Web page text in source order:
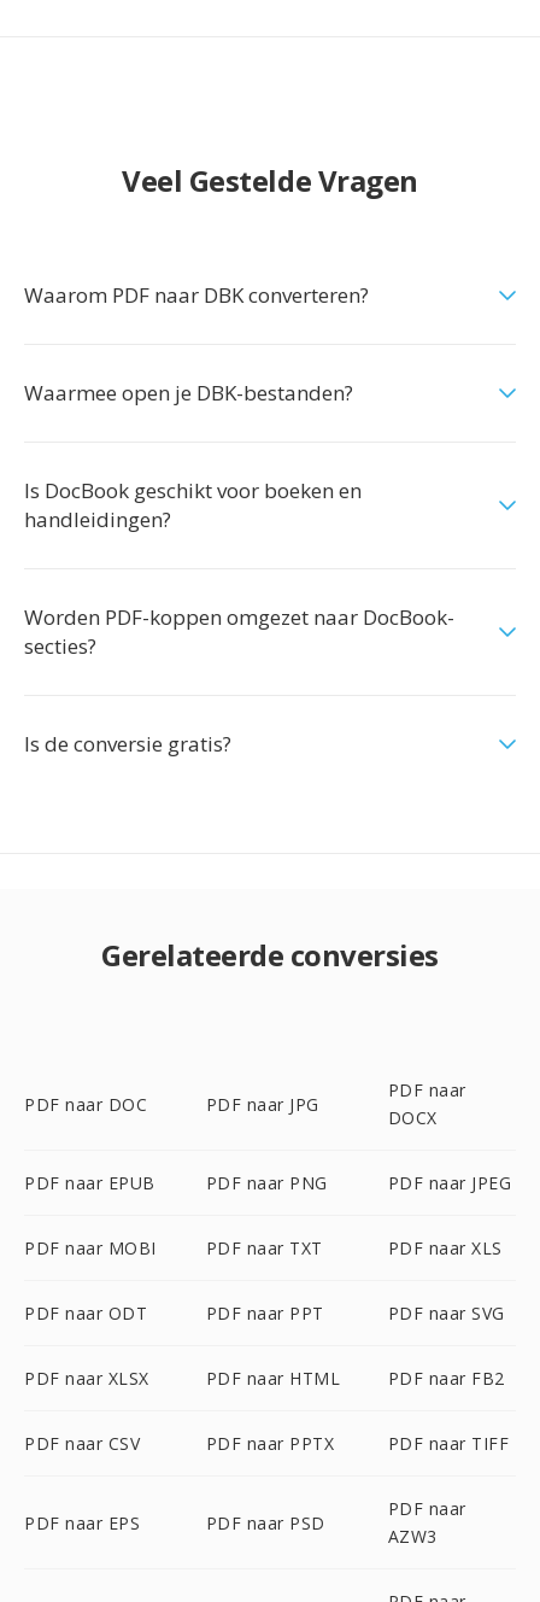
Veel Gestelde Vragen
Waarom PDF naar DBK converteren?
Waarmee open je DBK-bestanden?
Is DocBook geschikt voor boeken en
handleidingen?
Worden PDF-koppen omgezet naar DocBook-
secties?
Is de conversie gratis?
Gerelateerde conversies
PDF naar DOC PDF naar JPG
PDF naar
DOCX
PDF naar EPUB PDF naar PNG PDF naar JPEG
PDF naar MOBI PDF naar TXT PDF naar XLS
PDF naar ODT PDF naar PPT PDF naar SVG
PDF naar XLSX PDF naar HTML PDF naar FB2
PDF naar CSV PDF naar PPTX PDF naar TIFF
PDF naar EPS PDF naar PSD
PDF naar
AZW3